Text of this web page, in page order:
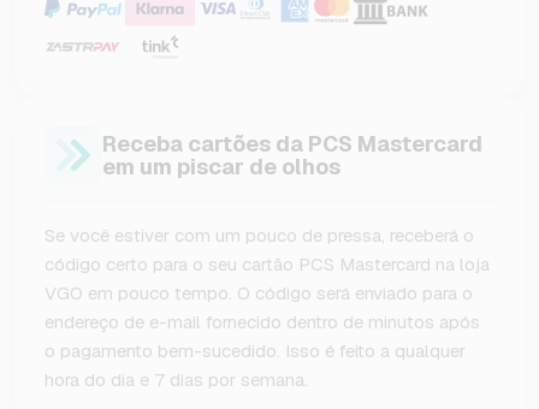
Receba cartões da PCS Mastercard
em um piscar de olhos
Se você estiver com um pouco de pressa, receberá o
código certo para o seu cartão PCS Mastercard na loja
VGO em pouco tempo. O código será enviado para o
endereço de e-mail fornecido dentro de minutos após
o pagamento bem-sucedido. Isso é feito a qualquer
hora do dia e 7 dias por semana.